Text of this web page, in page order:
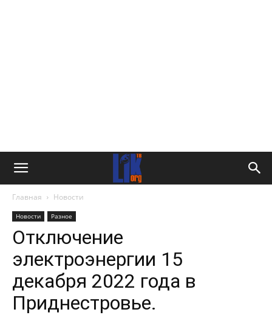
Главная Новости
Новости Разное
Отключение
электроэнергии 15
декабря 2022 года в
Приднестровье.